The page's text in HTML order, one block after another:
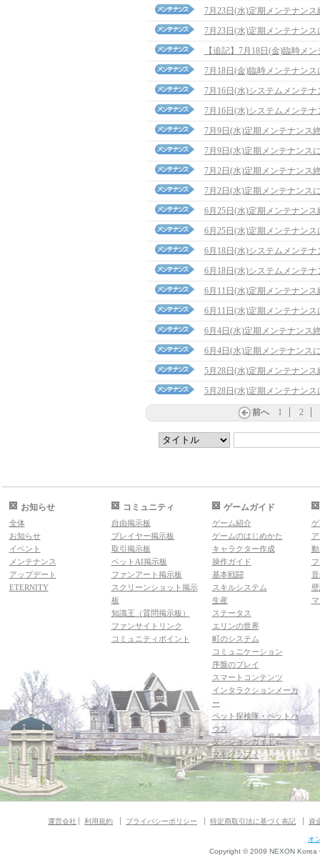
7月23日(水)定期メンテナン
7月23日(水)定期メンテナンス
【追記】7月18日(金)臨時メ
7月18日(金)臨時メンテナンス
7月16日(水)システムメンテ
7月16日(水)システムメンテナ
7月9日(水)定期メンテナンス
7月9日(水)定期メンテナンス
7月2日(水)定期メンテナンス
7月2日(水)定期メンテナンス
6月25日(水)定期メンテナン
6月25日(水)定期メンテナンス
6月18日(水)システムメンテ
6月18日(水)システムメンテナ
6月11日(水)定期メンテナン
6月11日(水)定期メンテナンス
6月4日(水)定期メンテナンス
6月4日(水)定期メンテナンス
5月28日(水)定期メンテナン
5月28日(水)定期メンテナンス
前へ 1 2
お知らせ
全体
お知らせ
イベント
メンテナンス
アップデート
ETERNITY
コミュニティ
自由掲示板
プレイヤー掲示板
取引掲示板
ペットAI掲示板
ファンアート掲示板
スクリーンショット掲示
板
知識王（質問掲示板）
ファンサイトリンク
コミュニティポイント
ゲームガイド
ゲーム紹介
ゲームのはじめかた
キャラクター作成
操作ガイド
基本戦闘
スキルシステム
生産
ステータス
エリンの世界
町のシステム
コミュニケーション
序盤のプレイ
スマートコンテンツ
インタラクションメーカ
ー
ペット探検隊・ペットハ
ウス
ダンジョンガイド
マギグラフィ
運営会社 利用規約 プライバシーポリシー 特定商取引法に基づく表記 資
オ
Copyright © 2009 NEXON Korea